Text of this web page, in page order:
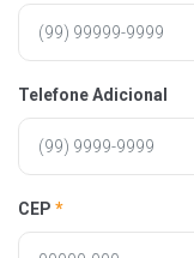
Telefone Adicional
CEP *